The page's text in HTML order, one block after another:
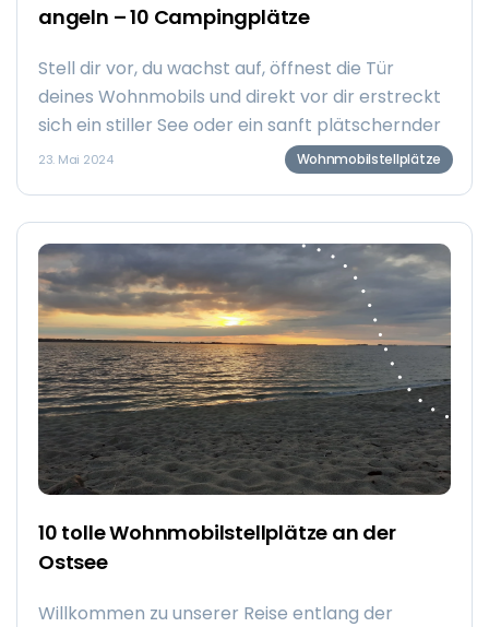
angeln – 10 Campingplätze
Stell dir vor, du wachst auf, öffnest die Tür
deines Wohnmobils und direkt vor dir erstreckt
sich ein stiller See oder ein sanft plätschernder
Fluss. Die frische Morgenluft ist erfüllt vom Duft
der Natur, und das sanfte Rauschen des
Genau dieses entspannte und zugleich
aufregende Erlebnis erwartet dich, wenn du mit
deinem Wohnmobil an einem der vielen
idyllischen Campingplätze in Deutschland und
seinen Nachbarländern campst, die direkt am
Wasser liegen.
23. Mai 2024 Wohnmobilstellplätze
10 tolle Wohnmobilstellplätze an der
Ostsee
Willkommen zu unserer Reise entlang der